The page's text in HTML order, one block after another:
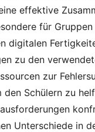
effektive
für
digitalen
zu den
zur
den Schülern zu
Unterschiede in